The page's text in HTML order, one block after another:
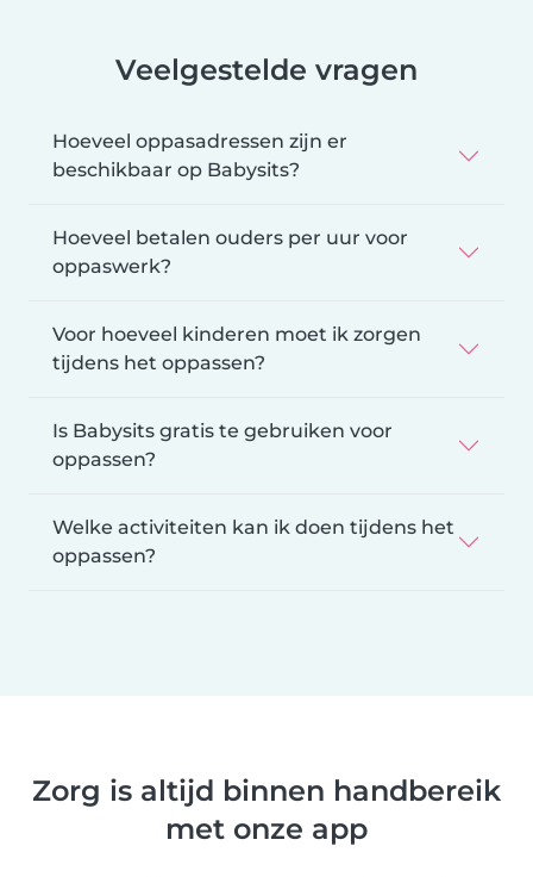
Veelgestelde vragen
Hoeveel oppasadressen zijn er
beschikbaar op Babysits?
Hoeveel betalen ouders per uur voor
oppaswerk?
Voor hoeveel kinderen moet ik zorgen
tijdens het oppassen?
Is Babysits gratis te gebruiken voor
oppassen?
Welke activiteiten kan ik doen tijdens het
oppassen?
Zorg is altijd binnen handbereik
met onze app